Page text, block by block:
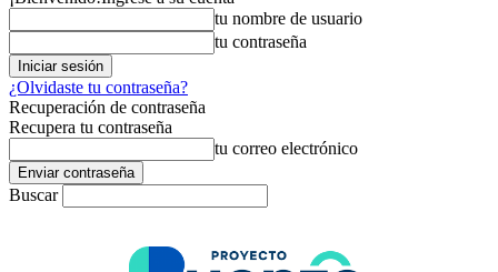
tu nombre de usuario
tu contraseña
¿Olvidaste tu contraseña?
Recuperación de contraseña
Recupera tu contraseña
tu correo electrónico
Buscar